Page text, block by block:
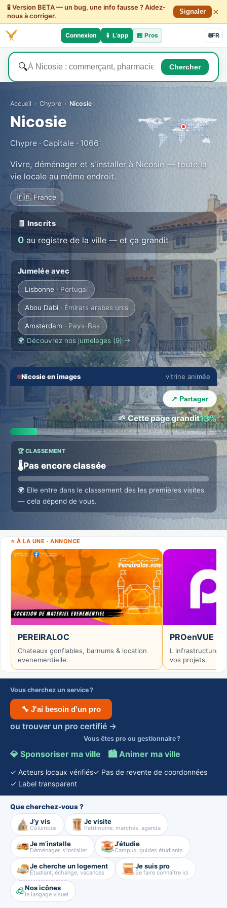
🧪 Version BETA — un bug, une info fausse ? Aidez-
nous à corriger.
Signaler ×
Connexion 📱 L’app 🏪 Pros 🌐FR
🔍 Chercher
Accueil › Chypre › Nicosie
Nicosie
Chypre · Capitale · 1066
Vivre, déménager et s'installer à Nicosie — toute la
vie locale au même endroit.
🇫🇷 France
🧾 Inscrits
0 au registre de la ville — et ça grandit
Jumelée avec
Lisbonne · Portugal
Abou Dabi · Émirats arabes unis
Amsterdam · Pays-Bas
🌍 Découvrez nos jumelages (9) →
Nicosie en images vitrine animée
‹ ›
🔇 ⛶
↗ Partager
🌱 Cette page grandit13%
🏆 CLASSEMENT
🌡️Pas encore classée
🌍 Elle entre dans le classement dès les premières visites
— cela dépend de vous.
⭐ À LA UNE · ANNONCE
PEREIRALOC
Chateaux gonflables, barnums & location
evenementielle.
PROenVUE
L infrastructure
vos projets.
Vous cherchez un service ?
🔧 J'ai besoin d'un pro
ou trouver un pro certifié →
Vous êtes pro ou gestionnaire ?
💎 Sponsoriser ma ville · 🏙️ Animer ma ville
✓ Acteurs locaux vérifiés✓ Pas de revente de coordonnées
✓ Label transparent
Que cherchez-vous ?
J’y vis
Columbus
Je visite
Patrimoine, marchés, agenda
Je m’installe
Déménager, s’installer
J’étudie
Campus, guides étudiants
Je cherche un logement
Étudiant, échange, vacances
Je suis pro
Se faire connaître ici
🧊Nos icônes
le langage visuel